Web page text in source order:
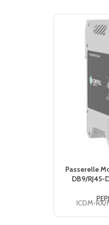
Passerelle
DB9/RJ45-
ICDM-RX/